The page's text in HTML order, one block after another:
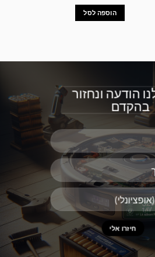
הוספה לסל
הודעה ונחזור
בהקדם